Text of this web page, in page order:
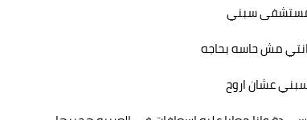
سبني
مش حاسه بحاجه
عشان اروح